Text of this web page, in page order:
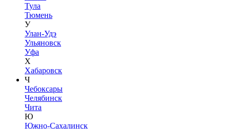
Тула
Тюмень
У
Улан-Удэ
Ульяновск
Уфа
Х
Хабаровск
Ч
Чебоксары
Челябинск
Чита
Ю
Южно-Сахалинск